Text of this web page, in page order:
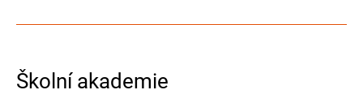
Školní akademie